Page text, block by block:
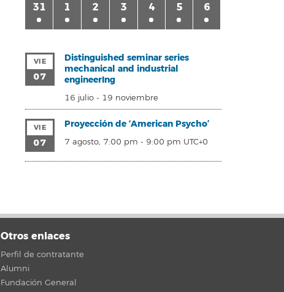
31 1 2 3 4 5 6
VIE
07
Distinguished seminar series
mechanical and industrial
engineerIng
16 julio - 19 noviembre
VIE
07
Proyección de ‘American Psycho’
7 agosto, 7:00 pm - 9:00 pm UTC+0
Otros enlaces
Perfil de contratante
Alumni
Fundación General